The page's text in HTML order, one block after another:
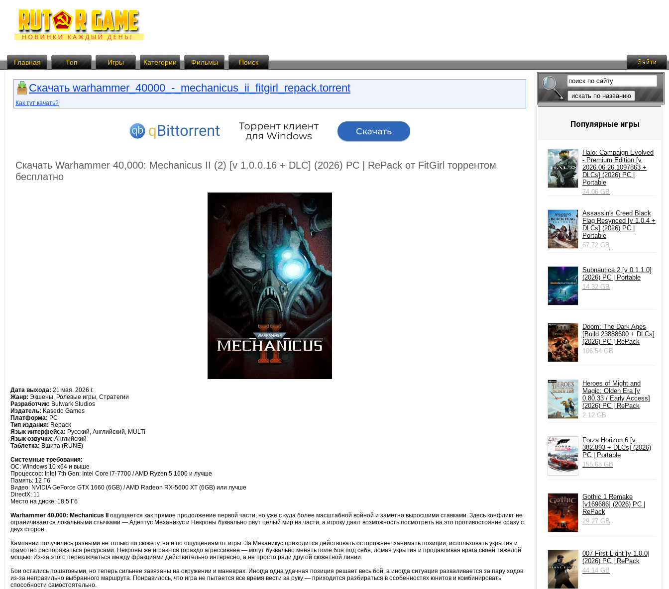
Главная Топ Игры Категории Фильмы Поиск
Скачать warhammer_40000_-_mechanicus_ii_fitgirl_repack.torrent
Как тут качать?
Скачать Warhammer 40,000: Mechanicus II (2) [v 1.0.0.16 + DLC] (2026) PC | RePack от FitGirl торрентом
бесплатно
Дата выхода: 21 мая. 2026 г.
Жанр: Экшены, Ролевые игры, Стратегии
Разработчик: Bulwark Studios
Издатель: Kasedo Games
Платформа: РС
Тип издания: Repack
Язык интерфейса: Русский, Английский, MULTi
Язык озвучки: Английский
Таблетка: Вшита (RUNE)
Системные требования:
ОС: Windows 10 x64 и выше
Процессор: Intel 7th Gen: Intel Core i7-7700 / AMD Ryzen 5 1600 и лучше
Память: 12 Гб
Видео: NVIDIA GeForce GTX 1660 (6GB) / AMD Radeon RX-5600 XT (6GB) или лучше
DirectX: 11
Место на диске: 18.5 Гб
Warhammer 40,000: Mechanicus II ощущается как прямое продолжение первой части, но уже с куда более масштабной войной и заметно выросшими ставками. Здесь конфликт не
ограничивается локальными стычками — Адептус Механикус и Некроны буквально рвут целый мир на части, а игроку дают возможность посмотреть на это противостояние сразу с
двух сторон.
Кампании получились разными не только по сюжету, но и по ощущениям от игры. За Механикус приходится действовать осторожнее: занимать позиции, использовать укрытия и
грамотно распоряжаться ресурсами. Некроны же играются гораздо агрессивнее — могут буквально менять поле боя под себя, ломая укрытия и продавливая врага своей тяжелой
мощью. Из-за этого переключаться между фракциями действительно интересно, а не просто ради другой сюжетной линии.
Бои остались пошаговыми, но теперь сильнее завязаны на окружении и маневрах. Иногда одна удачная позиция решает весь бой, а иногда ситуация разваливается за пару ходов
из-за неправильно выбранного маршрута. Понравилось, что игра не пытается все время вести за руку — приходится разбираться в особенностях юнитов и комбинировать
способности самостоятельно.
искать по названию
Популярные игры
Halo: Campaign Evolved
- Premium Edition [v
2026.06.26.1097863 +
DLCs] (2026) PC |
Portable
74.06 GB
Assassin's Creed Black
Flag Resynced [v 1.0.4 +
DLCs] (2026) PC |
Portable
67.72 GB
Subnautica 2 [v 0.1.1.0]
(2026) PC | Portable
14.32 GB
Doom: The Dark Ages
[Build 23888600 + DLCs]
(2026) PC | RePack
106.54 GB
Heroes of Might and
Magic: Olden Era [v
0.80.33 / Early Access]
(2026) PC | RePack
2.12 GB
Forza Horizon 6 [v
382.893 + DLCs] (2026)
PC | Portable
155.68 GB
Gothic 1 Remake
[v169686] (2026) PC |
RePack
29.27 GB
007 First Light [v 1.0.0]
(2026) PC | RePack
44.14 GB